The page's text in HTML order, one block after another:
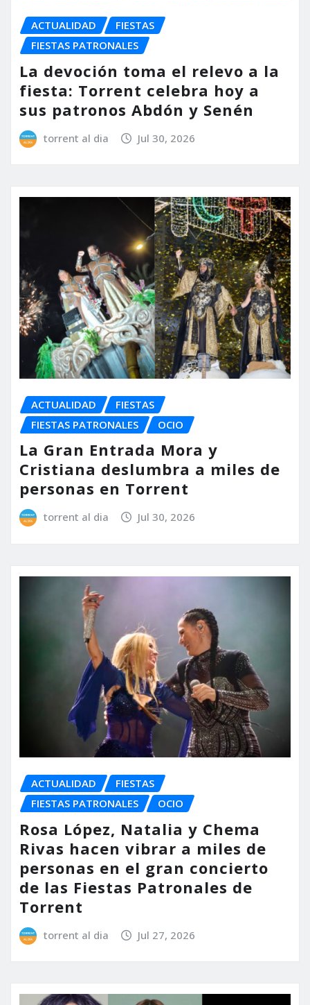
ACTUALIDAD
FIESTAS
FIESTAS PATRONALES
La devoción toma el relevo a la
fiesta: Torrent celebra hoy a
sus patronos Abdón y Senén
torrent al dia Jul 30, 2026
ACTUALIDAD
FIESTAS
FIESTAS PATRONALES
OCIO
La Gran Entrada Mora y
Cristiana deslumbra a miles de
personas en Torrent
torrent al dia Jul 30, 2026
ACTUALIDAD
FIESTAS
FIESTAS PATRONALES
OCIO
Rosa López, Natalia y Chema
Rivas hacen vibrar a miles de
personas en el gran concierto
de las Fiestas Patronales de
Torrent
torrent al dia Jul 27, 2026